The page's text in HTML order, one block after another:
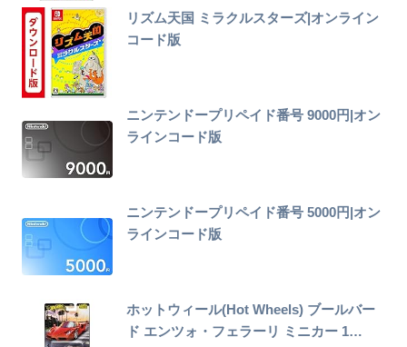
リズム天国 ミラクルスターズ|オンライン
コード版
ニンテンドープリペイド番号 9000円|オン
ラインコード版
ニンテンドープリペイド番号 5000円|オン
ラインコード版
ホットウィール(Hot Wheels) ブールバー
ド エンツォ・フェラーリ ミニカー 1…